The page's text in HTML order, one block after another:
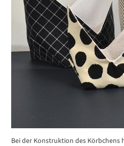
Bei der Konstruktion des Körbchens